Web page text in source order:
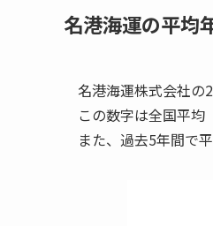
名港海運の平均
名港海運株式会社の
この数字は全国平均
また、過去5年間で